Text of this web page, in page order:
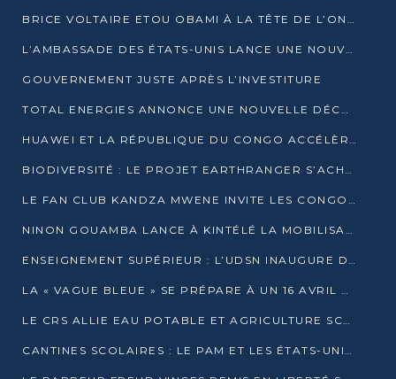
BRICE VOLTAIRE ETOU OBAMI À LA TÊTE DE L’ONEC-C POUR TROIS ANS
L’AMBASSADE DES ÉTATS-UNIS LANCE UNE NOUVELLE COHORTE DU PROGRAMME ACCESS MICRO-SCHOLARSHIP
GOUVERNEMENT JUSTE APRÈS L’INVESTITURE
TOTAL ENERGIES ANNONCE UNE NOUVELLE DÉCOUVERTE D’HYDROCARBURES SUR LE PERMIS MOHO AU LARGE DU CONGO
HUAWEI ET LA RÉPUBLIQUE DU CONGO ACCÉLÈRENT LEUR PARTENARIAT
BIODIVERSITÉ : LE PROJET EARTHRANGER S’ACHÈVE, MAIS LES DÉFIS DEMEURENT
LE FAN CLUB KANDZA MWENE INVITE LES CONGOLAIS À UNE FORTE AFFLUENCE AU STADE DE KINTÉLÉ
NINON GOUAMBA LANCE À KINTÉLÉ LA MOBILISATION POUR L’INVESTITURE DR DSN
ENSEIGNEMENT SUPÉRIEUR : L’UDSN INAUGURE DES LABORATOIRES POUR BOOSTER LA FORMATION PRATIQUE
LA « VAGUE BLEUE » SE PRÉPARE À UN 16 AVRIL HISTORIQUE
LE CRS ALLIE EAU POTABLE ET AGRICULTURE SCOLAIRE AU CŒUR DE LA TRANSFORMATION DES ÉCOLES RURALES
CANTINES SCOLAIRES : LE PAM ET LES ÉTATS-UNIS AU CONTACT DES ÉCOLIERS DE KINKALA